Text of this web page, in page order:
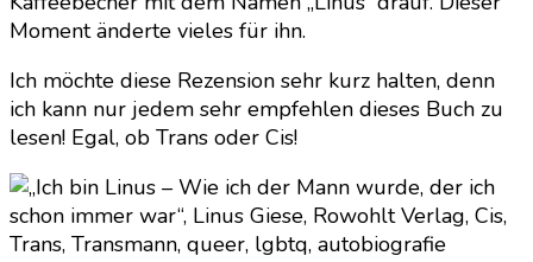
Moment änderte vieles für ihn.
Ich möchte diese Rezension sehr kurz halten, denn
ich kann nur jedem sehr empfehlen dieses Buch zu
lesen! Egal, ob Trans oder Cis!